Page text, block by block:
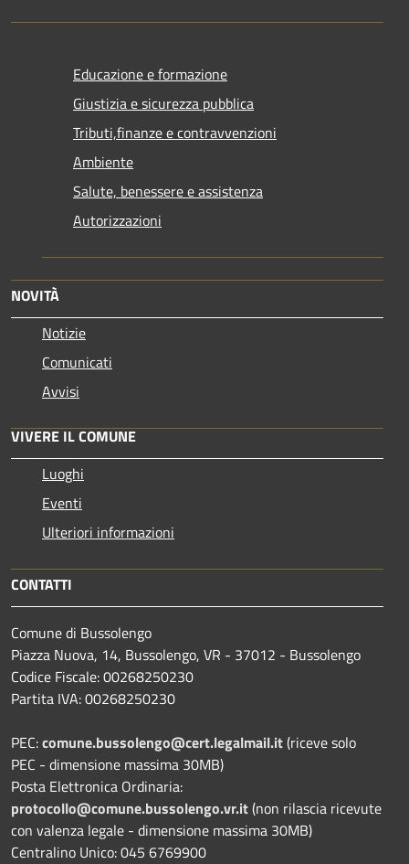
Educazione e formazione
Giustizia e sicurezza pubblica
Tributi,finanze e contravvenzioni
Ambiente
Salute, benessere e assistenza
Autorizzazioni
NOVITÀ
Notizie
Comunicati
Avvisi
VIVERE IL COMUNE
Luoghi
Eventi
Ulteriori informazioni
CONTATTI
Comune di Bussolengo
Piazza Nuova, 14, Bussolengo, VR - 37012 - Bussolengo
Codice Fiscale: 00268250230
Partita IVA: 00268250230
PEC:comune.bussolengo@cert.legalmail.it(riceve solo
PEC - dimensione massima 30MB)
Posta Elettronica Ordinaria:
protocollo@comune.bussolengo.vr.it(non rilascia ricevute
con valenza legale - dimensione massima 30MB)
Centralino Unico: 045 6769900